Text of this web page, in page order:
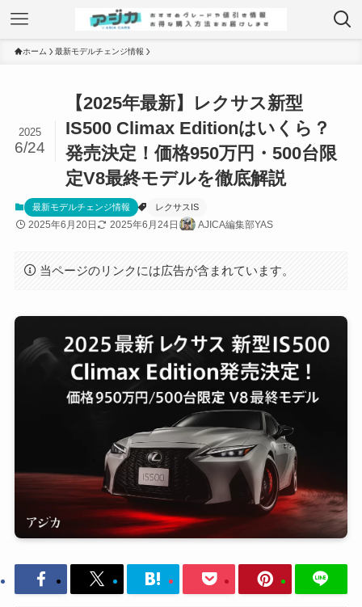
ホーム 最新モデルチェンジ情報
【2025年最新】レクサス新型
IS500 Climax Editionはいくら？
発売決定！価格950万円・500台限
定V8最終モデルを徹底解説
2025
6/24
最新モデルチェンジ情報 レクサスIS
2025年6月20日 2025年6月24日 AJICA編集部YAS
当ページのリンクには広告が含まれています。